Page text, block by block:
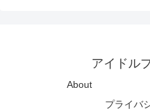
アイドル
About
プライバ